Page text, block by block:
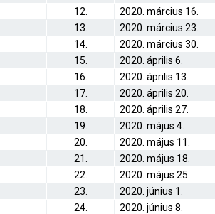
12.
2020. március 16.
13.
2020. március 23.
14.
2020. március 30.
15.
2020. április 6.
16.
2020. április 13.
17.
2020. április 20.
18.
2020. április 27.
19.
2020. május 4.
20.
2020. május 11.
21.
2020. május 18.
22.
2020. május 25.
23.
2020. június 1.
24.
2020. június 8.